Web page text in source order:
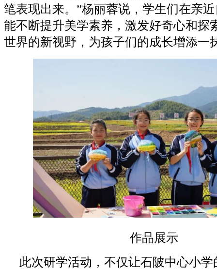
笔表现出来。”杨丽蓉说，学生们在亲
能不断提升美学素养，激发好奇心和探
世界的新视野，为孩子们的成长增添一
作品展示
此次研学活动，不仅让石陂中心小